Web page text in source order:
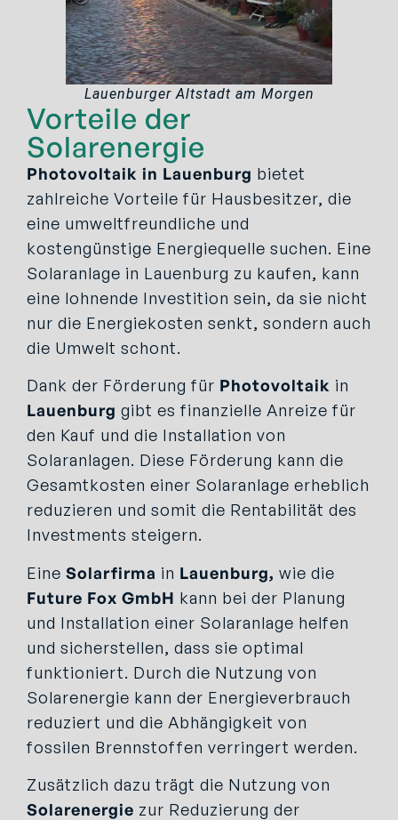
Lauenburger Altstadt am Morgen
Vorteile der
Solarenergie
Photovoltaik in Lauenburg bietet
zahlreiche Vorteile für Hausbesitzer, die
eine umweltfreundliche und
kostengünstige Energiequelle suchen. Eine
Solaranlage in Lauenburg zu kaufen, kann
eine lohnende Investition sein, da sie nicht
nur die Energiekosten senkt, sondern auch
die Umwelt schont.
Dank der Förderung für Photovoltaik in
Lauenburg gibt es finanzielle Anreize für
den Kauf und die Installation von
Solaranlagen. Diese Förderung kann die
Gesamtkosten einer Solaranlage erheblich
reduzieren und somit die Rentabilität des
Investments steigern.
Eine Solarfirma in Lauenburg, wie die
Future Fox GmbH kann bei der Planung
und Installation einer Solaranlage helfen
und sicherstellen, dass sie optimal
funktioniert. Durch die Nutzung von
Solarenergie kann der Energieverbrauch
reduziert und die Abhängigkeit von
fossilen Brennstoffen verringert werden.
Zusätzlich dazu trägt die Nutzung von
Solarenergie zur Reduzierung der